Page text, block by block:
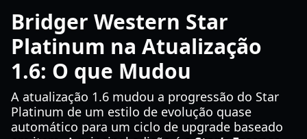
Bridger Western Star
Platinum na Atualização
1.6: O que Mudou
A atualização 1.6 mudou a progressão do Star
Platinum de um estilo de evolução quase
automático para um ciclo de upgrade baseado